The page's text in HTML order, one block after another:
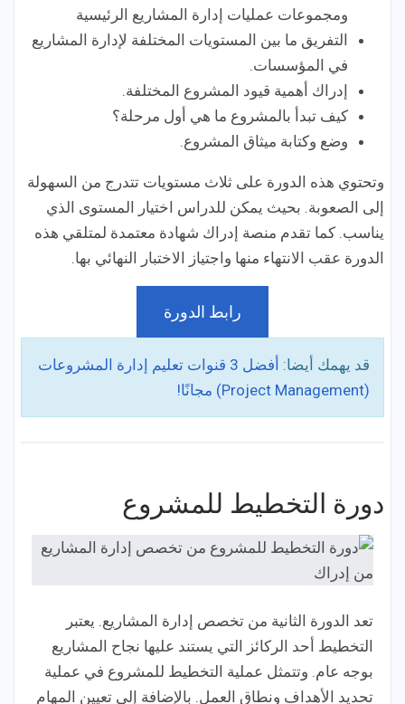
ومجموعات عمليات إدارة المشاريع الرئيسية
التفريق ما بين المستويات المختلفة لإدارة المشاريع
في المؤسسات.
إدراك أهمية قيود المشروع المختلفة.
كيف تبدأ بالمشروع ما هي أول مرحلة؟
وضع وكتابة ميثاق المشروع.
وتحتوي هذه الدورة على ثلاث مستويات تتدرج من السهولة
إلى الصعوبة. بحيث يمكن للدراس اختيار المستوى الذي
يناسب. كما تقدم منصة إدراك شهادة معتمدة لمتلقي هذه
الدورة عقب الانتهاء منها واجتياز الاختبار النهائي بها.
رابط الدورة
قد يهمك أيضا:
أفضل 3 قنوات تعليم إدارة المشروعات
(Project Management) مجانًا!
دورة التخطيط للمشروع
تعد الدورة الثانية من تخصص إدارة المشاريع. يعتبر
التخطيط أحد الركائز التي يستند عليها نجاح المشاريع
بوجه عام. وتتمثل عملية التخطيط للمشروع في عملية
تحديد الأهداف ونطاق العمل. بالإضافة إلى تعيين المهام